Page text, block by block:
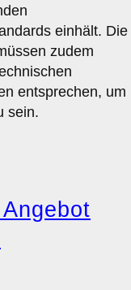
einhält. Die
zudem
entsprechen, um
sein.